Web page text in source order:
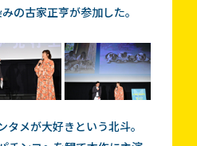
の古家正亨が参加した。
タメが大好きという北斗。